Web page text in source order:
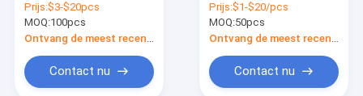
Borstel Stofdicht
Hittebestendigheid
Prijs:$3-$20pcs
MOQ:100pcs
Contact nu
voor groente en fruit
Prijs:$1-$20/pcs
MOQ:50pcs
Contact nu